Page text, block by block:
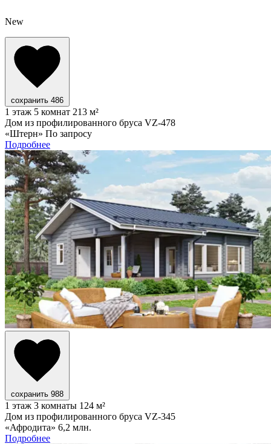
New
сохранить 486
1 этаж 5 комнат 213 м²
Дом из профилированного бруса VZ-478
«Штерн» По запросу
Подробнее
сохранить 988
1 этаж 3 комнаты 124 м²
Дом из профилированного бруса VZ-345
«Афродита» 6,2 млн.
Подробнее